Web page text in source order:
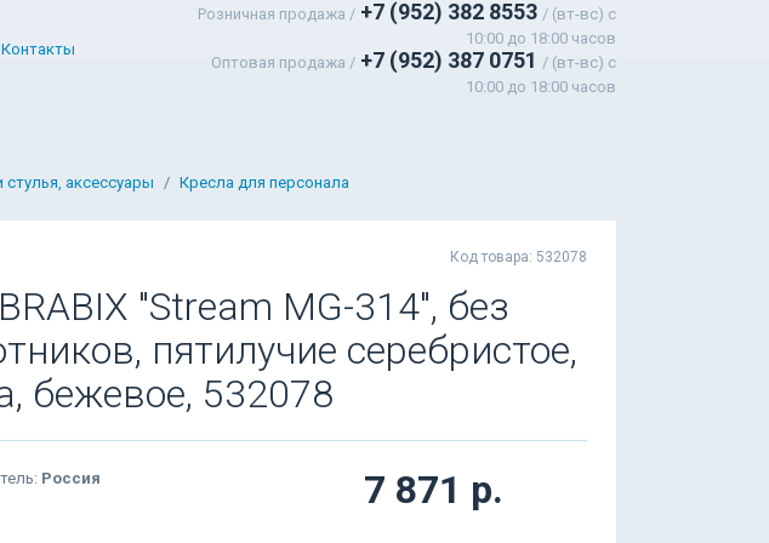
Контакты
Розничная продажа / +7 (952) 382 8553 / (вт-вс) c
10:00 до 18:00 часов
Оптовая продажа / +7 (952) 387 0751 / (вт-вс) с
10:00 до 18:00 часов
стулья, аксессуары Кресла для персонала
Код товара: 532078
"Stream MG-314", без
пятилучие серебристое,
бежевое, 532078
Россия
7 871 р.